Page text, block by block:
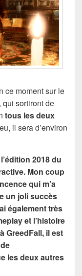
ce moment sur le
, qui sortiront de
tous les deux
il sera d’environ
2018 du
Mon coup
qui m’a
un joli succès
également très
et l’histoire
GreedFall, il est
les deux autres